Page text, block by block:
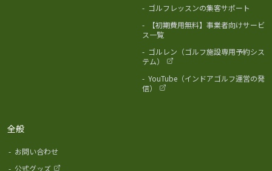
- ゴルフレッスンの集客サポート
-
【初期費用無料】事業者向けサービ
ス一覧
- ゴルレン（ゴルフ施設専用予約シス
テム）
- YouTube（インドアゴルフ運営の発
信）
全般
- お問い合わせ
- 公式グッズ